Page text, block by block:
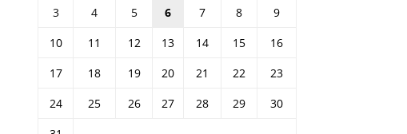
3
4 5 6 7 8
9
10
11 12 13 14 15
16
17
18 19 20 21 22
23
24
25 26 27 28 29
30